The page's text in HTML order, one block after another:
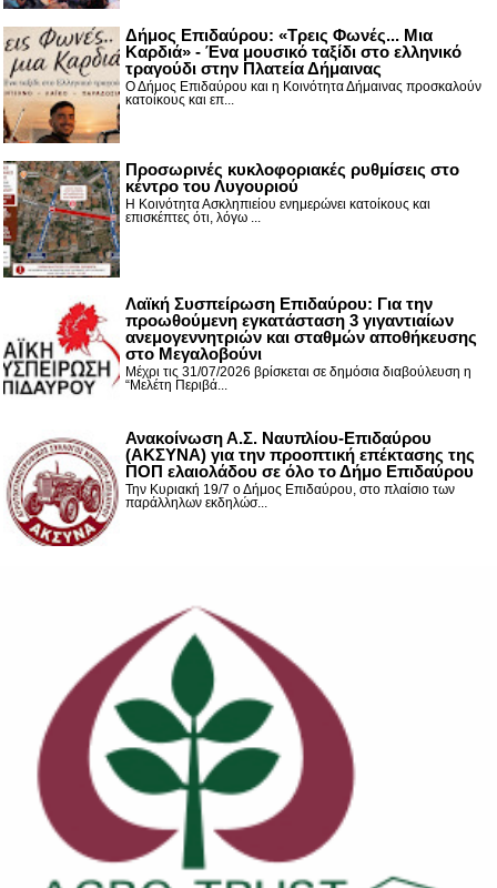
Δήμος Επιδαύρου: «Τρεις Φωνές... Μια
Καρδιά» - Ένα μουσικό ταξίδι στο ελληνικό
τραγούδι στην Πλατεία Δήμαινας
Ο Δήμος Επιδαύρου και η Κοινότητα Δήμαινας προσκαλούν
κατοίκους και επ...
Προσωρινές κυκλοφοριακές ρυθμίσεις στο
κέντρο του Λυγουριού
Η Κοινότητα Ασκληπιείου ενημερώνει κατοίκους και
επισκέπτες ότι, λόγω ...
Λαϊκή Συσπείρωση Επιδαύρου: Για την
προωθούμενη εγκατάσταση 3 γιγαντιαίων
ανεμογεννητριών και σταθμών αποθήκευσης
στο Μεγαλοβούνι
Μέχρι τις 31/07/2026 βρίσκεται σε δημόσια διαβούλευση η
“Μελέτη Περιβά...
Ανακοίνωση Α.Σ. Ναυπλίου-Επιδαύρου
(ΑΚΣΥΝΑ) για την προοπτική επέκτασης της
ΠΟΠ ελαιολάδου σε όλο το Δήμο Επιδαύρου
Την Κυριακή 19/7 ο Δήμος Επιδαύρου, στο πλαίσιο των
παράλληλων εκδηλώσ...